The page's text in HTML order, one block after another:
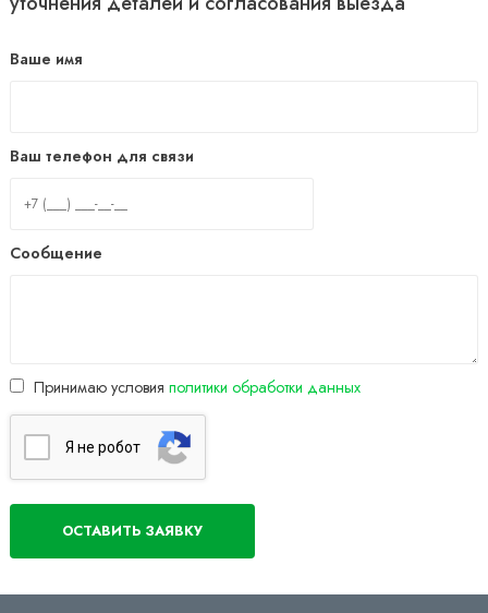
Ваше имя
Ваш телефон для связи
Сообщение
Принимаю условия политики обработки данных
Я нe poбoт